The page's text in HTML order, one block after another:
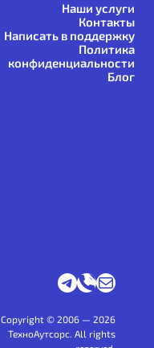
Наши услуги
Контакты
Написать в поддержку
Политика
конфиденциальности
Блог
Мы в+7(495) 128-30-34Напишите нам
Copyright © 2006 — 2026
ТехноАутсорс. All rights